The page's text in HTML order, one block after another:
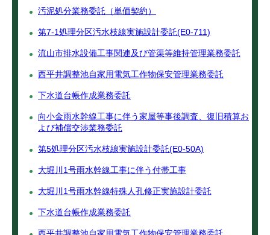
汚泥処分業務委託（単価契約）
第7-1処理分区汚水枝線実施設計委託(E0-711)
流山市排水設備工事関連及び管渠等維持管理業務委託
西平井調整池自家用電気工作物保安管理業務委託
下水道台帳作成業務委託
向小金雨水幹線工事に伴う家屋等事後調査、復旧積算お
よび補償交渉業務委託
第5処理分区汚水枝線実施設計委託(E0-50A)
大堀川1号雨水幹線工事に伴う付帯工事
大堀川1号雨水幹線特殊人孔修正実施設計委託
下水道台帳作成業務委託